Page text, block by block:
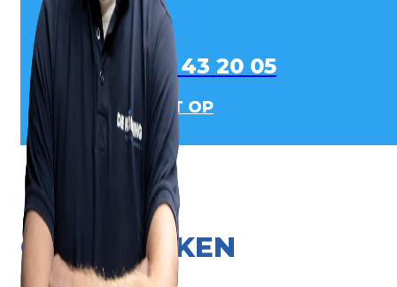
0413 - 43 20 05
NEEM CONTACT OP
ONZE MERKEN